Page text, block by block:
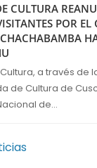
CULTURA
POR
a través de
de Cultura de
de...